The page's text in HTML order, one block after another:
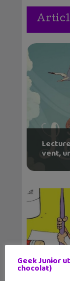
vent,
Geek Junior
chocolat)